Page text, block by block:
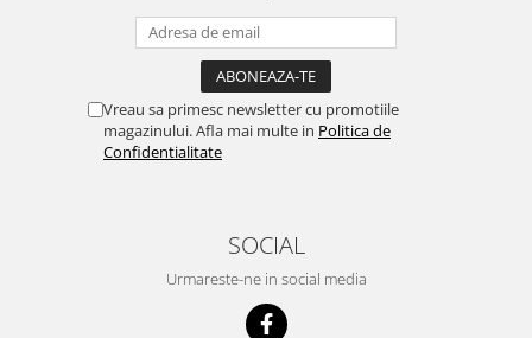
Vreau sa primesc newsletter cu promotiile
magazinului. Afla mai multe in Politica de
Confidentialitate
SOCIAL
Urmareste-ne in social media